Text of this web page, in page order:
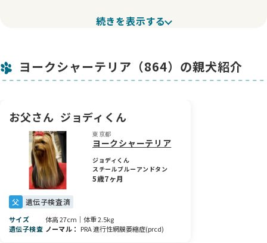
見た目はコンパクトですが、抱っこすると「おっ」と思うほど
ずっしりしていて、しっかり栄養を吸収して健康的に成長して
方にもおすすめできる子です🐾✨
です。ぜひ実際に会って、この子の可愛さと魅力を感じていた
だけたら嬉しいです💛🐶✨
続きを表示する
ヨークシャーテリア（864）の親犬紹介
お父さん ジョディくん
東京都
ヨークシャーテリア
ジョディくん
スチールブルーアンドタン
5歳7ヶ月
父 遺伝子検査済
サイズ
体高 27cm｜体重 2.5kg
遺伝子検査 ノーマル PRA 進行性網膜萎縮症(prcd)